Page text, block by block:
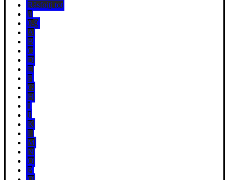
Răsfoiți tot
#
0-9
A
B
C
D
E
F
G
H
I
J
K
L
M
N
O
P